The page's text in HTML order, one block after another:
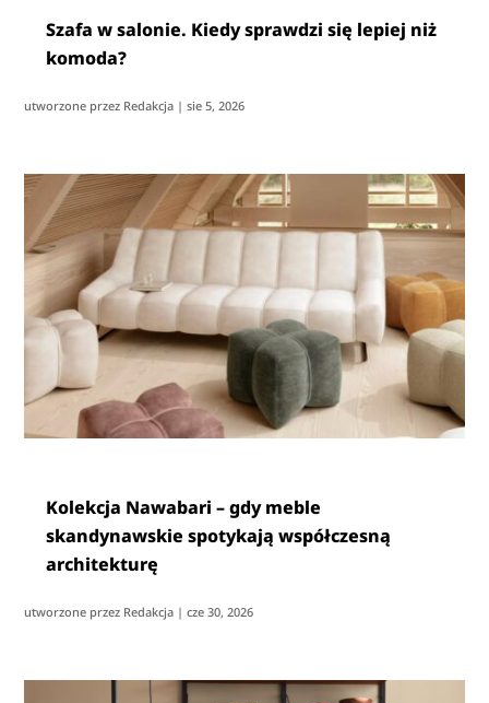
Szafa w salonie. Kiedy sprawdzi się lepiej niż
komoda?
utworzone przez Redakcja |sie 5, 2026
Kolekcja Nawabari – gdy meble
skandynawskie spotykają współczesną
architekturę
utworzone przez Redakcja |cze 30, 2026